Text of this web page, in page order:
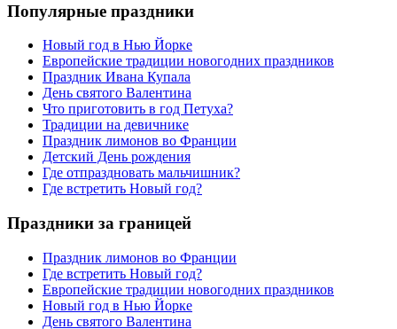
Популярные праздники
Новый год в Нью Йорке
Европейские традиции новогодних праздников
Праздник Ивана Купала
День святого Валентина
Что приготовить в год Петуха?
Традиции на девичнике
Праздник лимонов во Франции
Детский День рождения
Где отпраздновать мальчишник?
Где встретить Новый год?
Праздники за границей
Праздник лимонов во Франции
Где встретить Новый год?
Европейские традиции новогодних праздников
Новый год в Нью Йорке
День святого Валентина